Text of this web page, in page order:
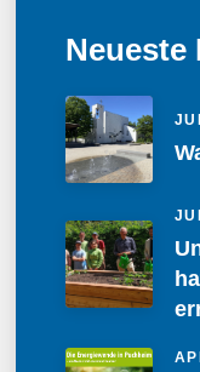
Neueste